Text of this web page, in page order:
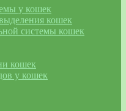
у кошек
кошек
системы кошек
кошек
у кошек